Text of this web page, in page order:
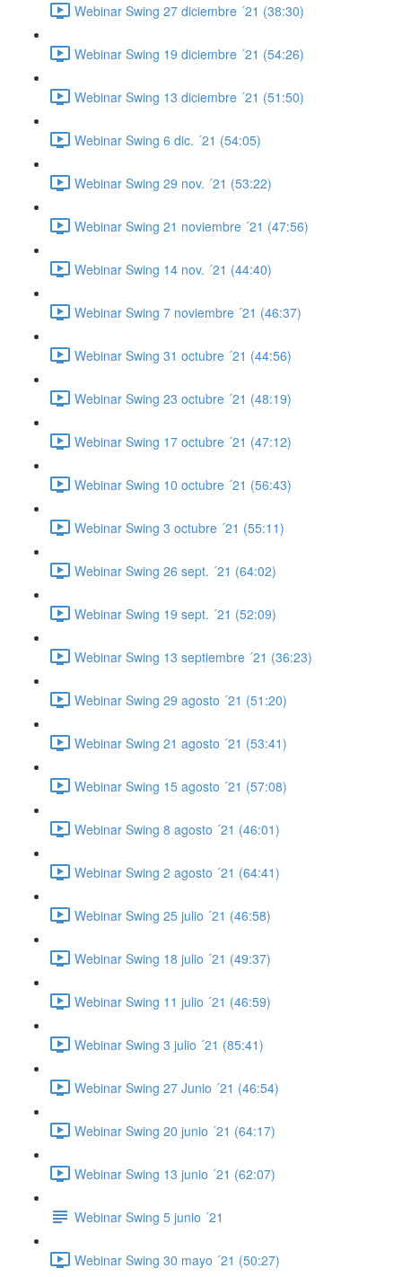
Webinar Swing 27 diciembre ´21 (38:30)
Webinar Swing 19 diciembre ´21 (54:26)
Webinar Swing 13 diciembre ´21 (51:50)
Webinar Swing 6 dic. ´21 (54:05)
Webinar Swing 29 nov. ´21 (53:22)
Webinar Swing 21 noviembre ´21 (47:56)
Webinar Swing 14 nov. ´21 (44:40)
Webinar Swing 7 noviembre ´21 (46:37)
Webinar Swing 31 octubre ´21 (44:56)
Webinar Swing 23 octubre ´21 (48:19)
Webinar Swing 17 octubre ´21 (47:12)
Webinar Swing 10 octubre ´21 (56:43)
Webinar Swing 3 octubre ´21 (55:11)
Webinar Swing 26 sept. ´21 (64:02)
Webinar Swing 19 sept. ´21 (52:09)
Webinar Swing 13 septiembre ´21 (36:23)
Webinar Swing 29 agosto ´21 (51:20)
Webinar Swing 21 agosto ´21 (53:41)
Webinar Swing 15 agosto ´21 (57:08)
Webinar Swing 8 agosto ´21 (46:01)
Webinar Swing 2 agosto ´21 (64:41)
Webinar Swing 25 julio ´21 (46:58)
Webinar Swing 18 julio ´21 (49:37)
Webinar Swing 11 julio ´21 (46:59)
Webinar Swing 3 julio ´21 (85:41)
Webinar Swing 27 Junio ´21 (46:54)
Webinar Swing 20 junio ´21 (64:17)
Webinar Swing 13 junio ´21 (62:07)
Webinar Swing 5 junio ´21
Webinar Swing 30 mayo ´21 (50:27)